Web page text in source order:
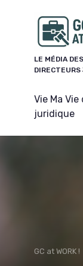
LE MÉDIA DES
Vie Ma Vie
juridique
GC at WORK !